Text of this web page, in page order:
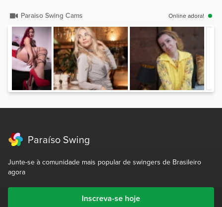
Paraiso Swing Cams Online adora!
Paraíso Swing
Junte-se à comunidade mais popular de swingers de Brasileiro
agora
Inscreva-se hoje